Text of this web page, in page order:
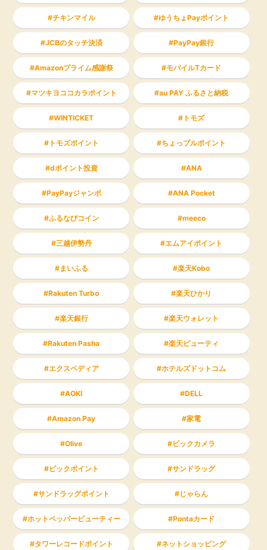
チキンマイル ゆうちょPayポイント
JCBのタッチ決済 PayPay銀行
Amazonプライム感謝祭 モバイルTカード
マツキヨココカラポイント au PAY ふるさと納税
WINTICKET トモズ
トモズポイント ちょっプルポイント
dポイント投資 ANA
PayPayジャンボ ANA Pocket
ふるなびコイン meeco
三越伊勢丹 エムアイポイント
まいふる 楽天Kobo
Rakuten Turbo 楽天ひかり
楽天銀行 楽天ウォレット
Rakuten Pasha 楽天ビューティ
エクスペディア ホテルズドットコム
AOKI DELL
Amazon Pay 家電
Olive ビックカメラ
ビックポイント サンドラッグ
サンドラッグポイント じゃらん
ホットペッパービューティー Pontaカード
タワーレコードポイント ネットショッピング